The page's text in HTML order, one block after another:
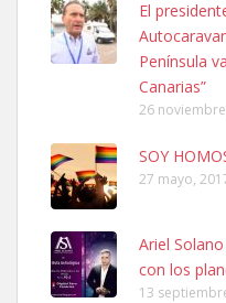
Ninfa perdida
El día 5 se los perdió una
calle, se perdió por la zon...
Leales.org » Gran Canaria |
Adopcion
El
Península
Canarias”
26
SOY
27 mayo,
Ariel
con los
13